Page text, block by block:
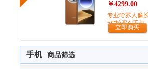
￥4299.00
专业哈苏人像
5G拍照AI手机
立即购买
手机 商品筛选